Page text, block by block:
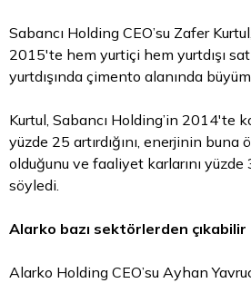
Sabancı Holding CEO’su Zafer
2015'te hem yurtiçi hem yurtdışı
yurtdışında çimento alanında
Kurtul, Sabancı Holding’in 2014'te
yüzde 25 artırdığını, enerjinin buna
olduğunu ve faaliyet karlarını yüzde
söyledi.
Alarko bazı sektörlerden çıkabilir
Alarko Holding CEO’su Ayhan